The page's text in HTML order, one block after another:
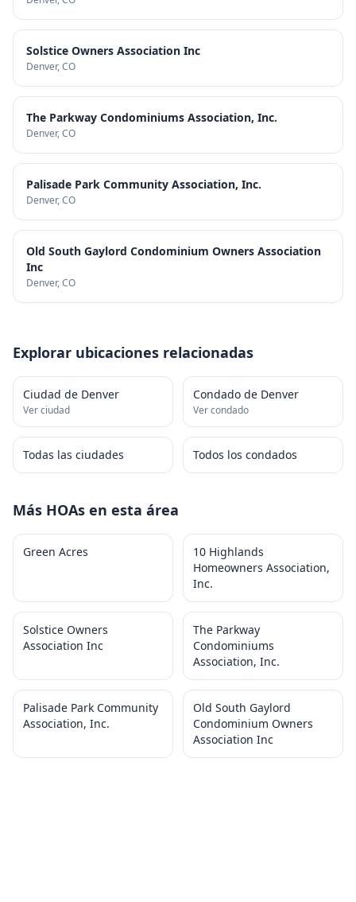
Solstice Owners Association Inc
Denver, CO
The Parkway Condominiums Association, Inc.
Denver, CO
Palisade Park Community Association, Inc.
Denver, CO
Old South Gaylord Condominium Owners Association
Inc
Denver, CO
Explorar ubicaciones relacionadas
Ciudad de Denver
Ver ciudad
Condado de Denver
Ver condado
Todas las ciudades Todos los condados
Más HOAs en esta área
Green Acres
10 Highlands
Homeowners Association,
Inc.
Solstice Owners
Association Inc
The Parkway
Condominiums
Association, Inc.
Palisade Park Community
Association, Inc.
Old South Gaylord
Condominium Owners
Association Inc